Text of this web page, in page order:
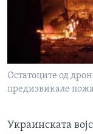
ИНТЕРВЈУА
Јазици
Остатоците од
предизвикале
Украинската